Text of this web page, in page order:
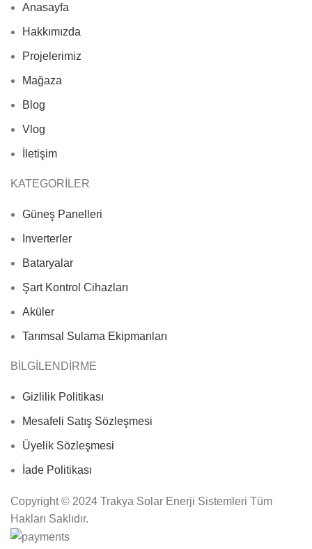
Anasayfa
Hakkımızda
Projelerimiz
Mağaza
Blog
Vlog
İletişim
KATEGORİLER
Güneş Panelleri
Inverterler
Bataryalar
Şart Kontrol Cihazları
Aküler
Tarımsal Sulama Ekipmanları
BİLGİLENDİRME
Gizlilik Politikası
Mesafeli Satış Sözleşmesi
Üyelik Sözleşmesi
İade Politikası
Copyright © 2024 Trakya Solar Enerji Sistemleri Tüm
Hakları Saklıdır.